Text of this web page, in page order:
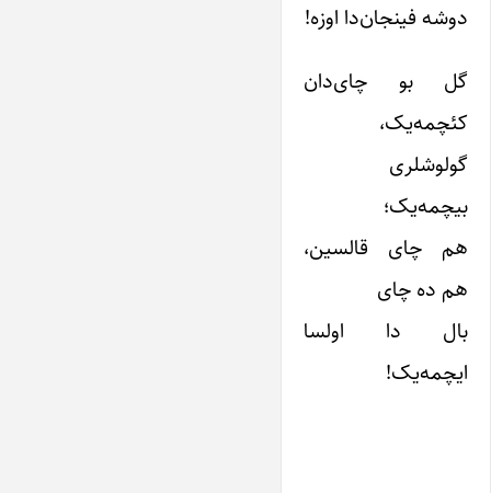
دوشه فینجان‌دا اوزه!
گل بو چای‌دان
کئچمه‌یک،
گولوشلری
بیچمه‌یک؛
هم چای قالسین،
هم ده چای
بال دا اولسا
ایچمه‌یک!